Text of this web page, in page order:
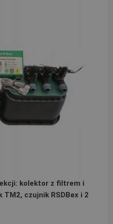
kolektor z filtrem i
czujnik RSDBex i 2